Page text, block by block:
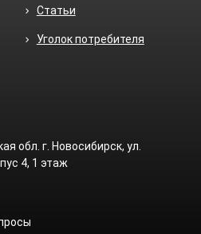
Статьи
Уголок потребителя
обл. г. Новосибирск, ул.
4, 1 этаж